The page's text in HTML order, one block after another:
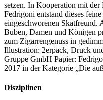
setzen. In Kooperation mit
Fedrigoni entstand dieses
eingeschworenen Skatfreund.
Buben, Damen und Königen
zum Zigarrengenuss in
Illustration: 2erpack, Druck
Gruppe GmbH Papier:
2017 in der Kategorie „Die
Disziplinen